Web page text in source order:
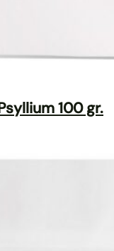
100 gr.